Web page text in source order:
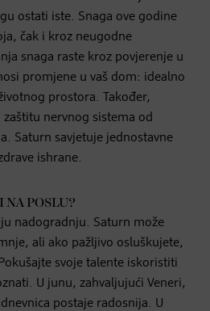
ostati iste. Snaga ove godine
čak i kroz neugodne
snaga raste kroz povjerenje u
promjene u vaš dom: idealno
prostora. Također,
nervnog sistema od
Saturn savjetuje jednostavne
ishrane.
NA POSLU?
nadogradnju. Saturn može
ali ako pažljivo osluškujete,
svoje talente iskoristiti
U junu, zahvaljujući Veneri,
postaje radosnija. U